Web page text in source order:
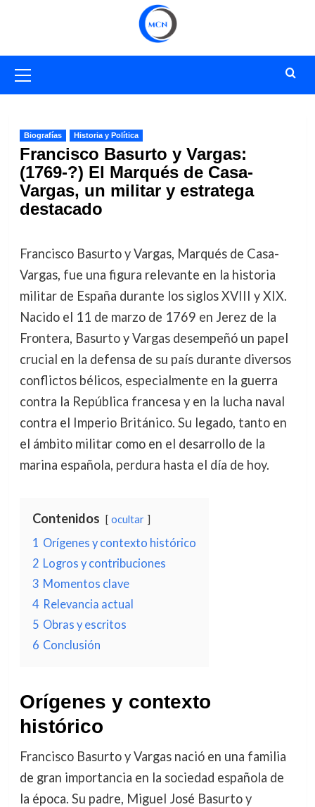
primario
Biografías Historia y Política
Francisco Basurto y Vargas:
(1769-?) El Marqués de Casa-
Vargas, un militar y estratega
destacado
Francisco Basurto y Vargas, Marqués de Casa-
Vargas, fue una figura relevante en la historia
militar de España durante los siglos XVIII y XIX.
Nacido el 11 de marzo de 1769 en Jerez de la
Frontera, Basurto y Vargas desempeñó un papel
crucial en la defensa de su país durante diversos
conflictos bélicos, especialmente en la guerra
contra la República francesa y en la lucha naval
contra el Imperio Británico. Su legado, tanto en
el ámbito militar como en el desarrollo de la
marina española, perdura hasta el día de hoy.
Contenidos ocultar
1 Orígenes y contexto histórico
2 Logros y contribuciones
3 Momentos clave
4 Relevancia actual
5 Obras y escritos
6 Conclusión
Orígenes y contexto
histórico
Francisco Basurto y Vargas nació en una familia
de gran importancia en la sociedad española de
la época. Su padre, Miguel José Basurto y